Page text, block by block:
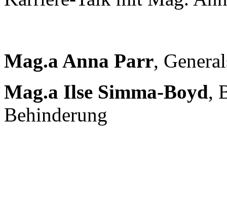
Mag.a Anna Parr,
Mag.a Ilse Simma-Boyd,
Behinderung